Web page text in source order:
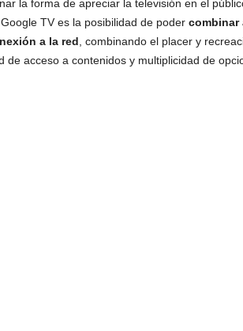
la forma de apreciar la televisión en el
TV es la posibilidad de poder combinar
a la red , combinando el placer y
de acceso a contenidos y multiplicidad de